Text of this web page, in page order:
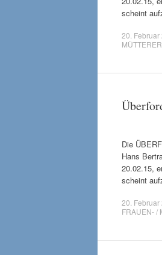
scheint
20. Februar
Die
Hans
20.02.15,
scheint
20. Februar
FRAUEN- /